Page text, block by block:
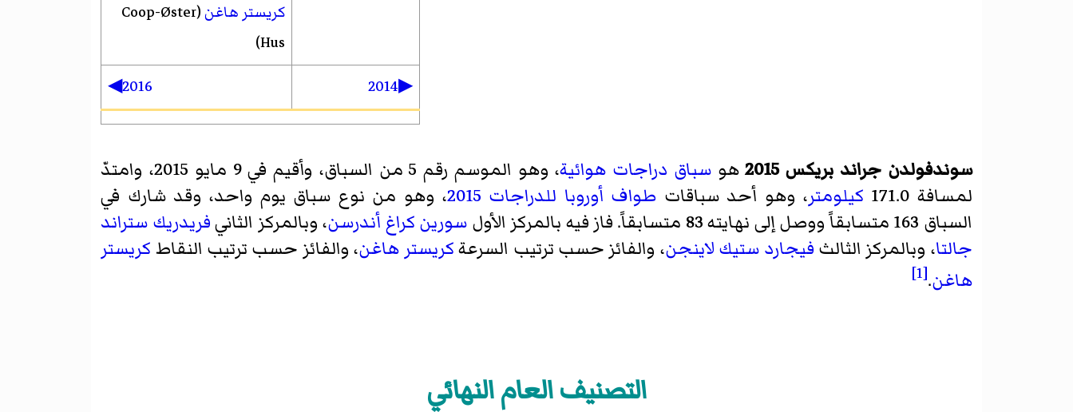
كريستر هاغن (Coop-Øster
Hus)
▶2014
2016◀
سوندفولدن جراند بريكس 2015 هوسباق دراجات هوائية
، وهو الموسم رقم 5 من السباق، وأقيم في 9 مايو 2015، وامتدّ
لمسافة 171.0
كيلومتر، وهو أحد سباقات طواف أوروبا للدراجات 2015
، وهو من نوع سباق يوم واحد، وقد شارك في
السباق 163 متسابقاً ووصل إلى نهايته 83 متسابقاً. فاز فيه بالمركز الأول
سورين كراغ أندرسن، وبالمركز الثانيفريدريك ستراند
جالتا، وبالمركز الثالث فيجارد ستيك لاينجن، والفائز حسب ترتيب السرعةكريستر هاغن، والفائز حسب ترتيب النقاط كريستر
هاغن.
[1]
التصنيف العام النهائي